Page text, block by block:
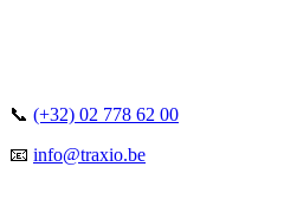
📞 (+32) 02 778 62 00
📧 info@traxio.be